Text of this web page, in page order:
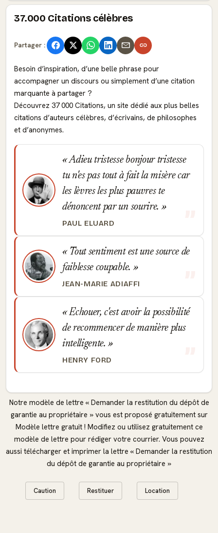
37.000 Citations célèbres
Partager :
Besoin d’inspiration, d’une belle phrase pour
accompagner un discours ou simplement d’une citation
marquante à partager ?
Découvrez 37 000 Citations, un site dédié aux plus belles
citations d’auteurs célèbres, d’écrivains, de philosophes
et d’anonymes.
Adieu tristesse bonjour tristesse
tu n'es pas tout à fait la misère car
les lèvres les plus pauvres te
dénoncent par un sourire.
PAUL ELUARD
Tout sentiment est une source de
faiblesse coupable.
JEAN-MARIE ADIAFFI
Echouer, c'est avoir la possibilité
de recommencer de manière plus
intelligente.
HENRY FORD
Notre modèle de lettre « Demander la restitution du dépôt de
garantie au propriétaire » vous est proposé gratuitement sur
Modèle lettre gratuit ! Modifiez ou utilisez gratuitement ce
modèle de lettre pour rédiger votre courrier. Vous pouvez
aussi télécharger et imprimer la lettre « Demander la restitution
du dépôt de garantie au propriétaire »
Caution Restituer Location